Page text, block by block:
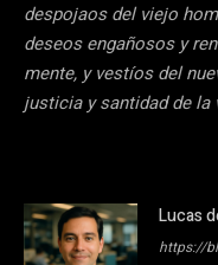
despojaos del viejo
deseos engañosos y
mente, y vestíos del
justicia y santidad de la
Lucas
https://